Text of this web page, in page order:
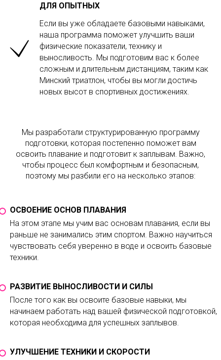
ДЛЯ ОПЫТНЫХ
Если вы уже обладаете базовыми навыками,
наша программа поможет улучшить ваши
физические показатели, технику и
выносливость. Мы подготовим вас к более
сложным и длительным дистанциям, таким как
Минский триатлон, чтобы вы могли достичь
новых высот в спортивных достижениях.
Мы разработали структурированную программу
подготовки, которая постепенно поможет вам
освоить плавание и подготовит к заплывам. Важно,
чтобы процесс был комфортным и безопасным,
поэтому мы разбили его на несколько этапов:
ОСВОЕНИЕ ОСНОВ ПЛАВАНИЯ
На этом этапе мы учим вас основам плавания, если вы
раньше не занимались этим спортом. Важно научиться
чувствовать себя уверенно в воде и освоить базовые
техники.
РАЗВИТИЕ ВЫНОСЛИВОСТИ И СИЛЫ
После того как вы освоите базовые навыки, мы
начинаем работать над вашей физической подготовкой,
которая необходима для успешных заплывов.
УЛУЧШЕНИЕ ТЕХНИКИ И СКОРОСТИ